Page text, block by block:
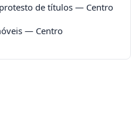
de títulos — Centro
— Centro